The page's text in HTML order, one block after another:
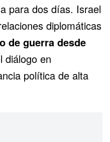
para dos días. Israel
diplomáticas
de guerra desde
diálogo en
política de alta